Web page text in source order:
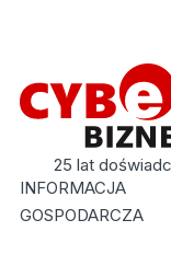
25 lat
INFORMACJA
GOSPODARCZA